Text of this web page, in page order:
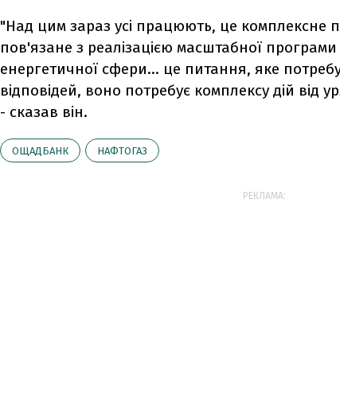
"Над цим зараз усі працюють, це комплексне
пов'язане з реалізацією масштабної
енергетичної сфери... це питання, яке
відповідей, воно потребує комплексу дій від
- сказав він.
ОЩАДБАНК НАФТОГАЗ
РЕКЛАМА: